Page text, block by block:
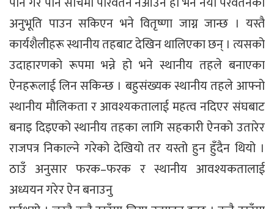
अनुभूति पाउन सकिएन भने वितृष्णा जाग्न जान्छ । यस्तै
कार्यशैलीहरू स्थानीय तहबाट देखिन थालिएका छन् । त्यसको
उदाहारणको रूपमा भन्ने हो भने स्थानीय तहले बनाएका
ऐनहरूलाई लिन सकिन्छ । बहुसंख्यक स्थानीय तहले आफ्नो
स्थानीय मौलिकता र आवश्यकतालाई महत्व नदिएर संघबाट
बनाइ दिइएको स्थानीय तहका लागि सहकारी ऐनको उतारेर
राजपत्र निकाल्ने गरेको देखियो तर यस्तो हुन हुँदैन थियो ।
ठाउँ अनुसार फरक–फरक र स्थानीय आवश्यकतालाई
अध्ययन गरेर ऐन बनाउनु